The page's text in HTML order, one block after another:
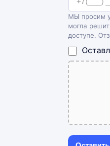
МЫ просим
могла
доступе.